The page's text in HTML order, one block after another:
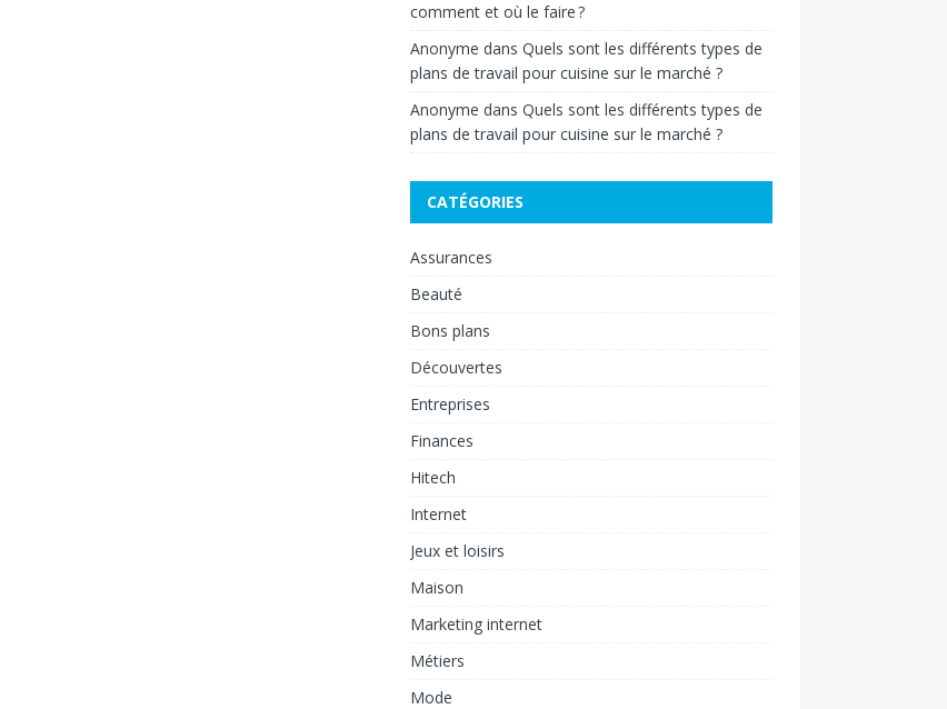
comment et où le faire ?
Anonyme dans Quels sont les différents types de
plans de travail pour cuisine sur le marché ?
Anonyme dans Quels sont les différents types de
plans de travail pour cuisine sur le marché ?
CATÉGORIES
Assurances
Beauté
Bons plans
Découvertes
Entreprises
Finances
Hitech
Internet
Jeux et loisirs
Maison
Marketing internet
Métiers
Mode